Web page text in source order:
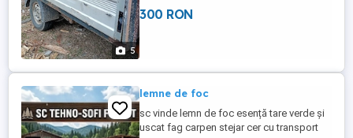
5
300 RON
lemne de foc
sc vinde lemn de foc esență tare verde și
uscat fag carpen stejar cer cu transport